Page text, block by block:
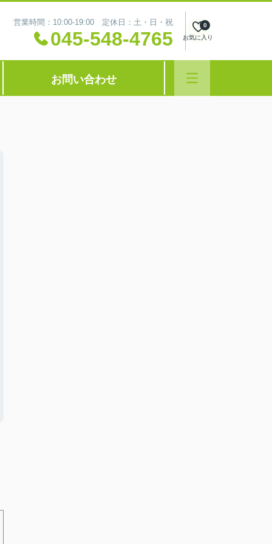
営業時間：10:00-19:00 定休日：土・日・祝
045-548-4765 お気に入り
0
お問い合わせ